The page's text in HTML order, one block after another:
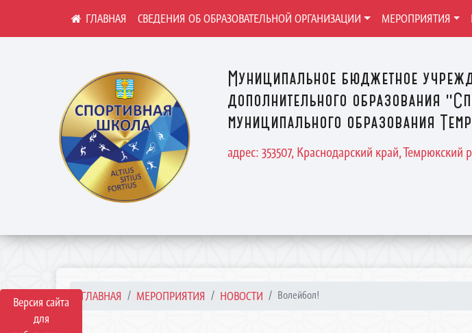
Версия сайта
для
Муниципальное бюджетное
дополнительного образования
муниципального образования
адрес: 353507, Краснодарский край,
СВЕДЕНИЯ ОБ ОБРАЗОВАТЕЛЬНОЙ ОРГАНИЗАЦИИ МЕРОПРИЯТИЯ
ГЛАВНАЯ МЕРОПРИЯТИЯ НОВОСТИ Волейбол!